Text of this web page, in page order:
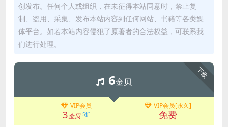
创发布。任何个人或组织，在未征得本站同意时，禁止复
制、盗用、采集、发布本站内容到任何网站、书籍等各类媒
体平台。如若本站内容侵犯了原著者的合法权益，可联系我
们进行处理。
下载
6金贝
VIP会员
3金贝 5折
VIP会员[永久]
免费